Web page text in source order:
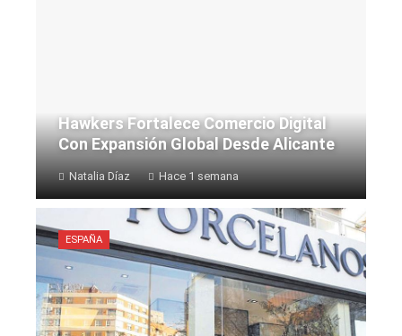
Hawkers Fortalece Comercio Digital
Con Expansión Global Desde Alicante
Natalia Díaz Hace 1 semana
ESPAÑA